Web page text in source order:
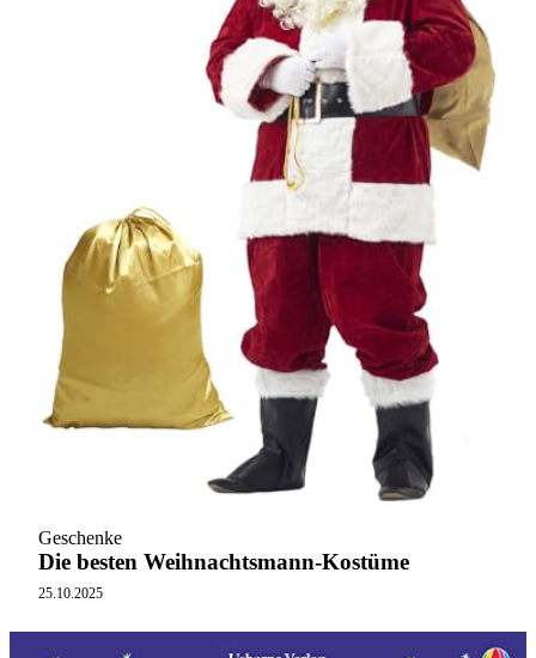
Geschenke
Die besten Weihnachtsmann-Kostüme
25.10.2025